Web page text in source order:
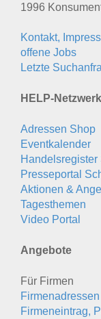
1996
Kontakt,
offene Jobs
Letzte
HELP-Netzwerk
Adressen Shop
Eventkalender
Handelsregister
Presseportal
Aktionen &
Tagesthemen
Video Portal
Angebote
Für Firmen
Firmenadressen
Firmeneintrag,